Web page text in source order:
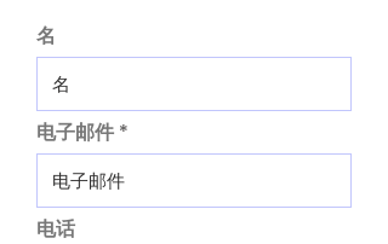
名
电子邮件
电话